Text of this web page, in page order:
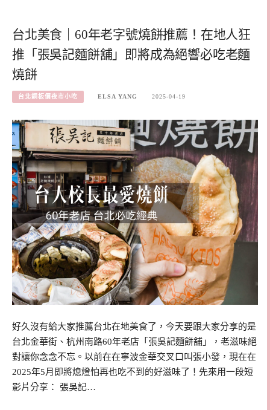
台北美食｜60年老字號燒餅推薦！在地人狂
推「張吳記麵餅舖」即將成為絕響必吃老麵
燒餅
台北銅板價夜市小吃 ELSA YANG 2025-04-19
好久沒有給大家推薦台北在地美食了，今天要跟大家分享的是
台北金華街、杭州南路60年老店「張吳記麵餅舖」，老滋味絕
對讓你念念不忘。以前在在寧波金華交叉口叫張小發，現在在
2025年5月即將熄燈怕再也吃不到的好滋味了！先來用一段短
影片分享： 張吳記…